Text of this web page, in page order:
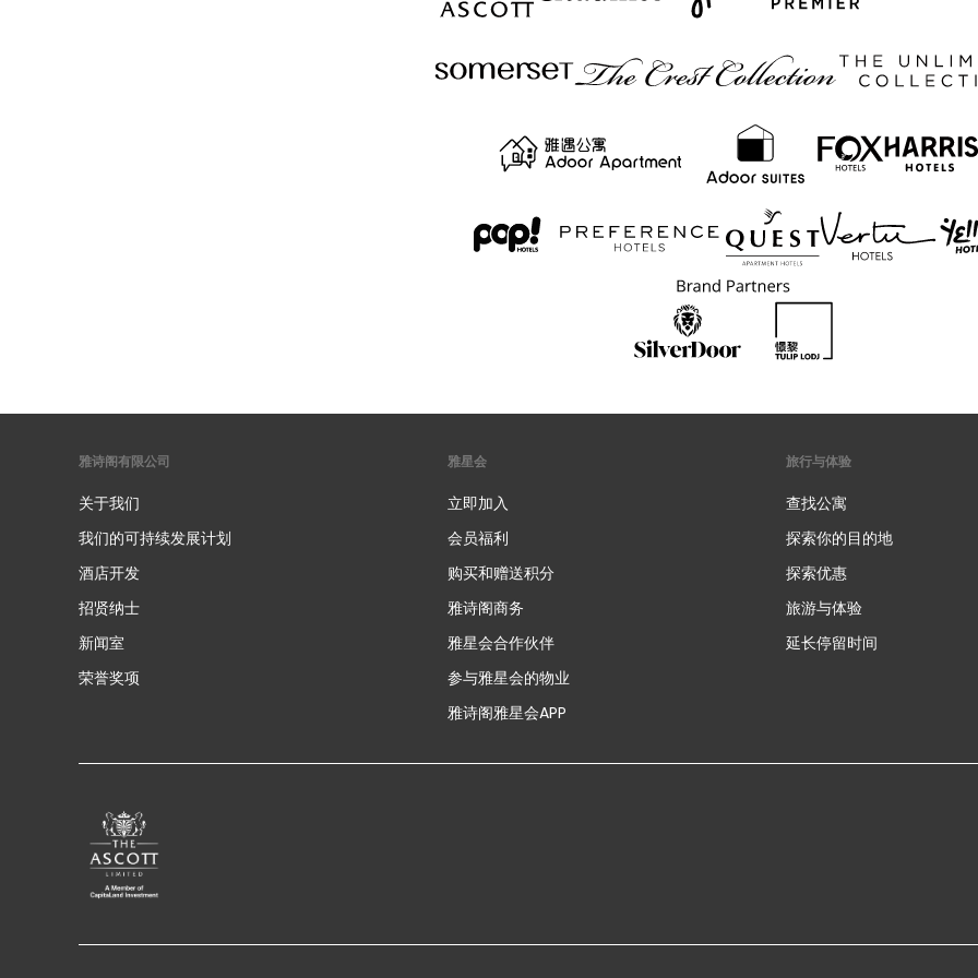
雅诗阁有限公司
关于我们
我们的可持续发展计划
酒店开发
招贤纳士
新闻室
荣誉奖项
雅星会
立即加入
会员福利
购买和赠送积分
雅诗阁商务
雅星会合作伙伴
参与雅星会的物业
雅诗阁雅星会APP
旅行与体验
查找公寓
探索你的目的地
探索优惠
旅游与体验
延长停留时间